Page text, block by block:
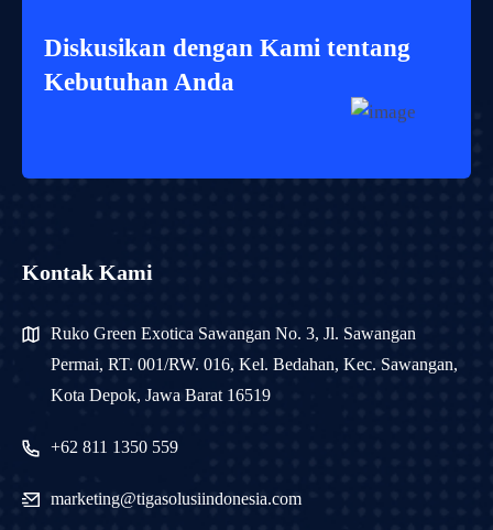
Diskusikan dengan Kami tentang
Kebutuhan Anda
Kontak Kami
Ruko Green Exotica Sawangan No. 3, Jl. Sawangan
Permai, RT. 001/RW. 016, Kel. Bedahan, Kec. Sawangan,
Kota Depok, Jawa Barat 16519
+62 811 1350 559
marketing@tigasolusiindonesia.com